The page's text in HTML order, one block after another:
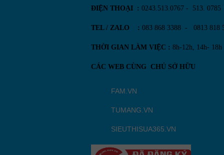
ĐIỆN THOẠI : 0243.513.0767 - 513. 0785
TEL / ZALO : 083 868 3388 - 0813 818
THỜI GIAN LÀM VIỆC : 8h-12h, 14h- 18h
CÁC WEB CÙNG CHỦ SỞ HỮU
FAM.VN
TUMANG.VN
SIEUTHISUA365.VN